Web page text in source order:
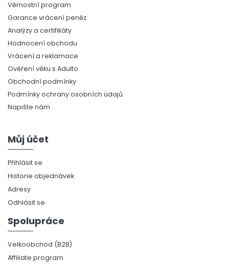
Věrnostní program
Garance vrácení peněz
Analýzy a certifikáty
Hodnocení obchodu
Vrácení a reklamace
Ověření věku s Adulto
Obchodní podmínky
Podmínky ochrany osobních údajů
Napište nám
Můj účet
Přihlásit se
Historie objednávek
Adresy
Odhlásit se
Spolupráce
Velkoobchod (B2B)
Affiliate program